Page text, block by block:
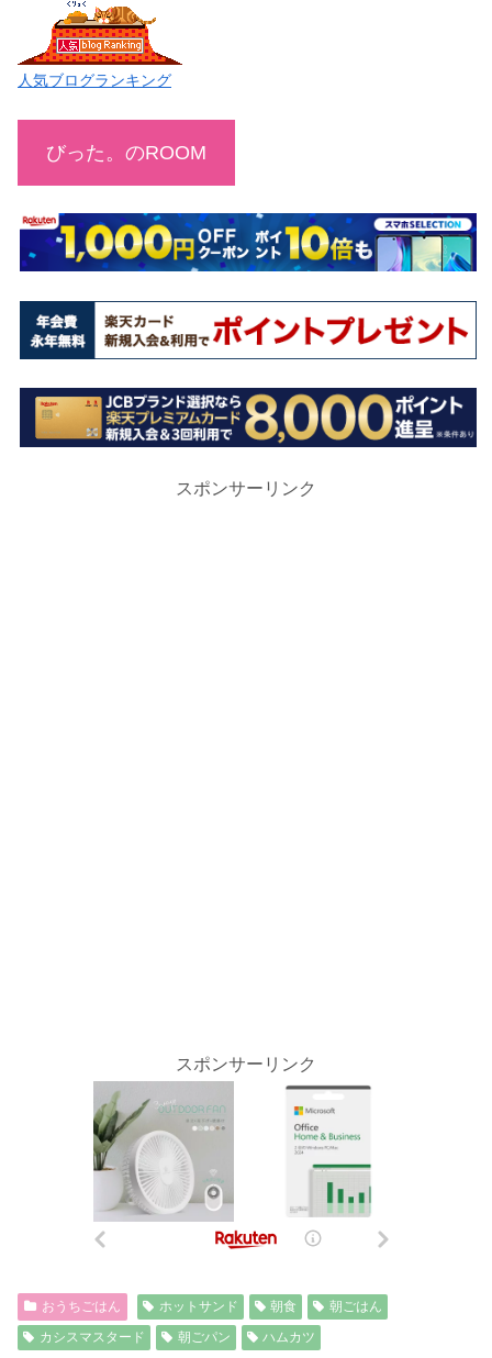
人気ブログランキング
びった。のROOM
スポンサーリンク
スポンサーリンク
おうちごはん ホットサンド 朝食
朝ごはん
カシスマスタード
朝ごパン ハムカツ